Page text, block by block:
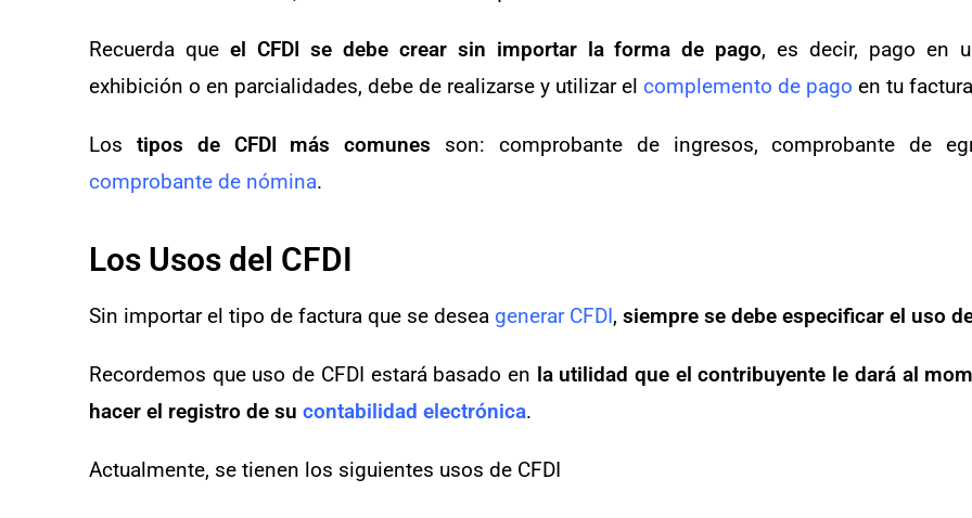
Recuerda que el CFDI se debe crear sin importar la forma de pago, es decir, pago en
exhibición o en parcialidades, debe de realizarse y utilizar el complemento de pago en tu
Los tipos de CFDI más comunes son: comprobante de ingresos, comprobante de
comprobante de nómina.
Los Usos del CFDI
Sin importar el tipo de factura que se desea generar CFDI, siempre se debe especificar el uso
Recordemos que uso de CFDI estará basado en la utilidad que el contribuyente le dará al
hacer el registro de su contabilidad electrónica.
Actualmente, se tienen los siguientes usos de CFDI